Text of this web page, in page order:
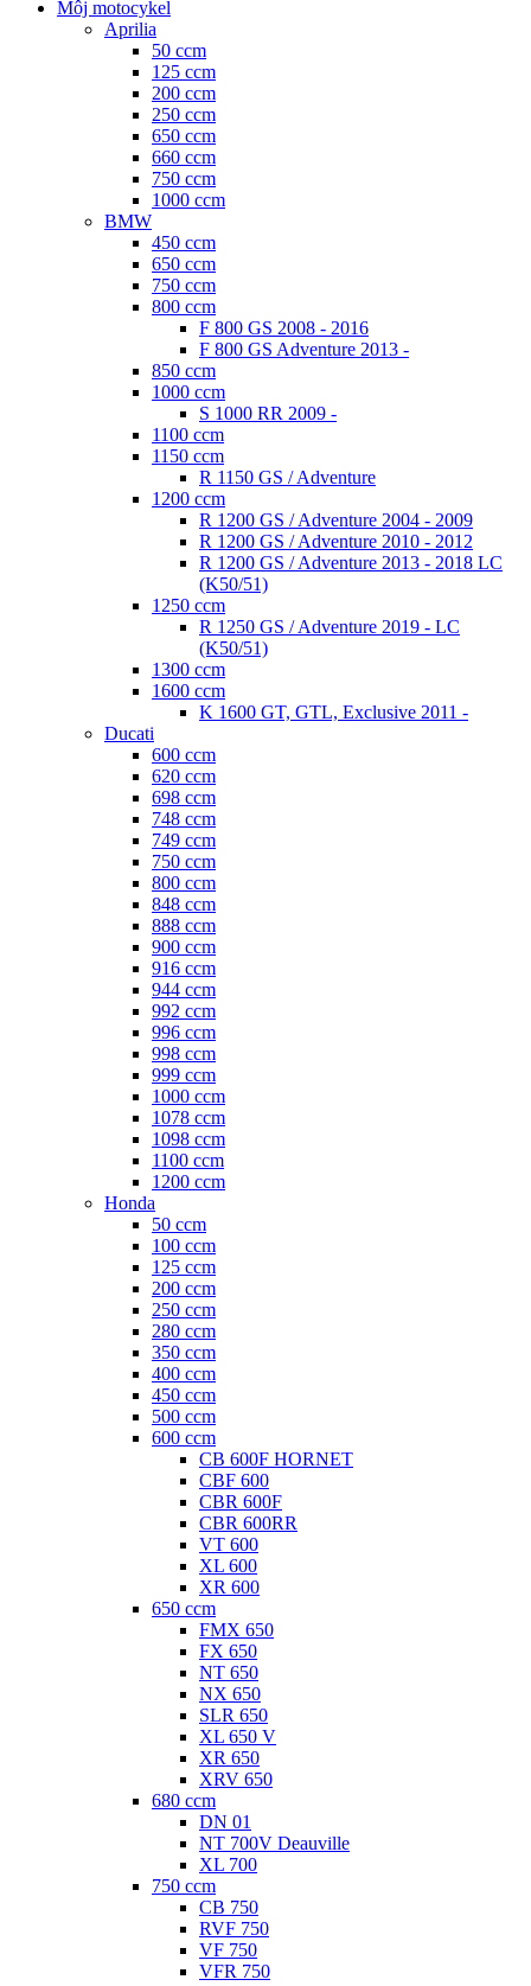
VÝPREDAJ
MÔJ MOTOCYKEL
BATÉRIE, NABÍJAČKY, BOOSTERY
KUFRE, PADÁKY, HLAVNÉ STOJANY, CHRÁNIČE
NÁHRADNÉ DIELY
DOPLNKY & PRÍSLUŠENSTVO
SCOTTOILER
UKAZOVATEĽE ZARADENEJ RÝCHLOSTI
Môj motocykel
Aprilia
50 ccm
125 ccm
200 ccm
250 ccm
650 ccm
660 ccm
750 ccm
1000 ccm
BMW
450 ccm
650 ccm
750 ccm
800 ccm
F 800 GS 2008 - 2016
F 800 GS Adventure 2013 -
850 ccm
1000 ccm
S 1000 RR 2009 -
1100 ccm
1150 ccm
R 1150 GS / Adventure
1200 ccm
R 1200 GS / Adventure 2004 - 2009
R 1200 GS / Adventure 2010 - 2012
R 1200 GS / Adventure 2013 - 2018 LC
(K50/51)
1250 ccm
R 1250 GS / Adventure 2019 - LC
(K50/51)
1300 ccm
1600 ccm
K 1600 GT, GTL, Exclusive 2011 -
Ducati
600 ccm
620 ccm
698 ccm
748 ccm
749 ccm
750 ccm
800 ccm
848 ccm
888 ccm
900 ccm
916 ccm
944 ccm
992 ccm
996 ccm
998 ccm
999 ccm
1000 ccm
1078 ccm
1098 ccm
1100 ccm
1200 ccm
Honda
50 ccm
100 ccm
125 ccm
200 ccm
250 ccm
280 ccm
350 ccm
400 ccm
450 ccm
500 ccm
600 ccm
CB 600F HORNET
CBF 600
CBR 600F
CBR 600RR
VT 600
XL 600
XR 600
650 ccm
FMX 650
FX 650
NT 650
NX 650
SLR 650
XL 650 V
XR 650
XRV 650
680 ccm
DN 01
NT 700V Deauville
XL 700
750 ccm
CB 750
RVF 750
VF 750
VFR 750